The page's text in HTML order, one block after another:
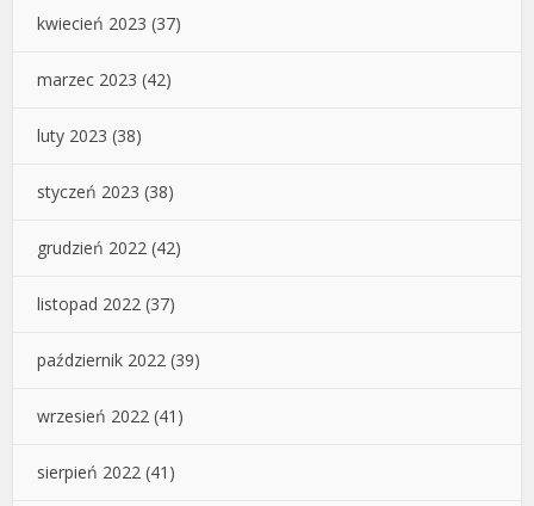
kwiecień 2023 (37)
marzec 2023 (42)
luty 2023 (38)
styczeń 2023 (38)
grudzień 2022 (42)
listopad 2022 (37)
październik 2022 (39)
wrzesień 2022 (41)
sierpień 2022 (41)